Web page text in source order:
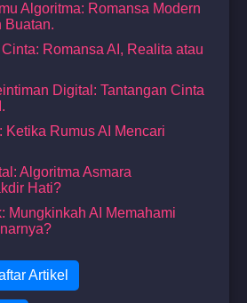
Algoritma: Romansa Modern
Buatan.
Romansa AI, Realita atau
Digital: Tantangan Cinta
Ketika Rumus AI Mencari
Algoritma Asmara
Hati?
Mungkinkah AI Memahami
Artikel